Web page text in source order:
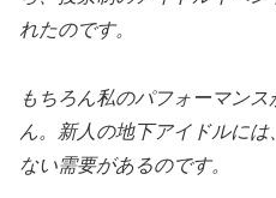
れたのです。
もちろん私のパフォーマン
ん。新人の地下アイドルに
ない需要があるのです。